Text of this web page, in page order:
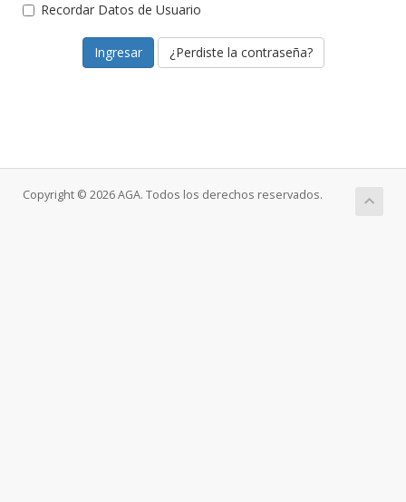
Recordar Datos de Usuario
¿Perdiste la contraseña?
Copyright © 2026 AGA. Todos los derechos reservados.